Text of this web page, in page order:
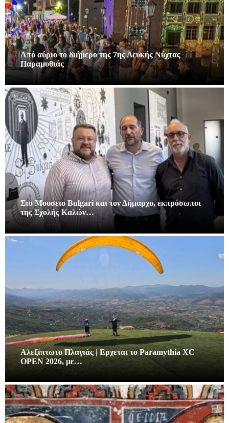
Από αύριο το διήμερο της 7ης Λευκής Νύχτας
Παραμυθιάς
Στο Μουσειο Bulgari και τον Δήμαρχο, εκπρόσωποι
της Σχολής Καλών…
Αλεξίπτωτο Πλαγιάς | Ερχεται το Paramythia XC
OPEN 2026, με…